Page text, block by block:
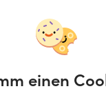
gefunden.
einen